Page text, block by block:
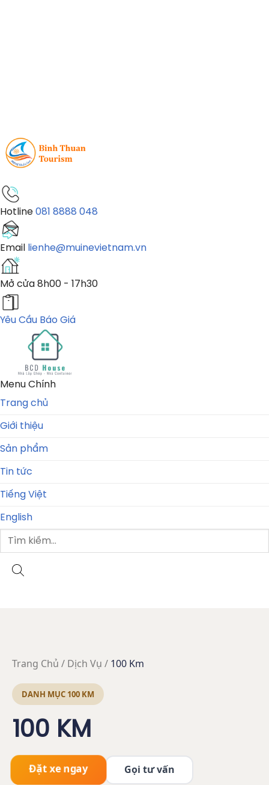
Hotline 081 8888 048
Email lienhe@muinevietnam.vn
Mở cửa 8h00 - 17h30
Yêu Cầu Báo Giá
Menu Chính
Trang chủ
Giới thiệu
Sản phẩm
Tin tức
Tiếng Việt
English
Trang Chủ / Dịch Vụ / 100 Km
DANH MỤC 100 KM
100 KM
Đặt xe ngay Gọi tư vấn